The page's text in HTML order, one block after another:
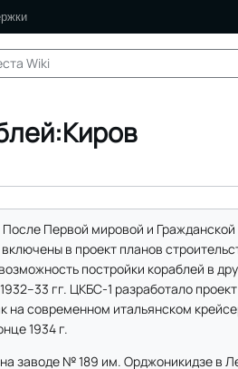
Первой мировой и Гражданской
в проект планов
постройки кораблей в
гг. ЦКБС-1 разработало
на современном итальянском
1934 г.
заводе № 189 им. Орджоникидзе в